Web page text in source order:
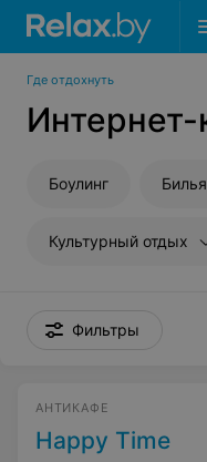
Где отдохнуть
Боулинг
Культурный отдых
Фильтры
АНТИКАФЕ
Happy Time